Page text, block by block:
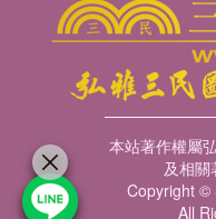
本站著作權屬
及相關
Copyright ©
All